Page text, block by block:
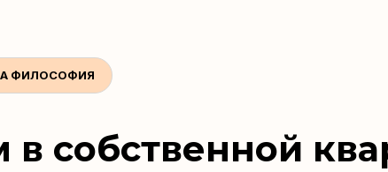
собственной
ФИЛОСОФИЯ